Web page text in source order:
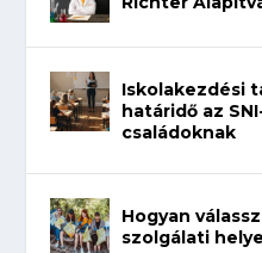
Iskolakezdési
határidő az
családoknak
Hogyan
szolgálati